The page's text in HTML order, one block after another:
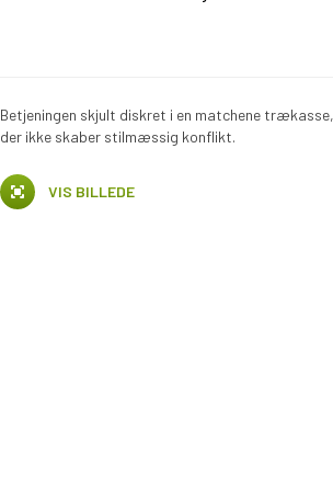
Betjeningen skjult diskret i en matchene trækasse,
der ikke skaber stilmæssig konflikt.
VIS BILLEDE